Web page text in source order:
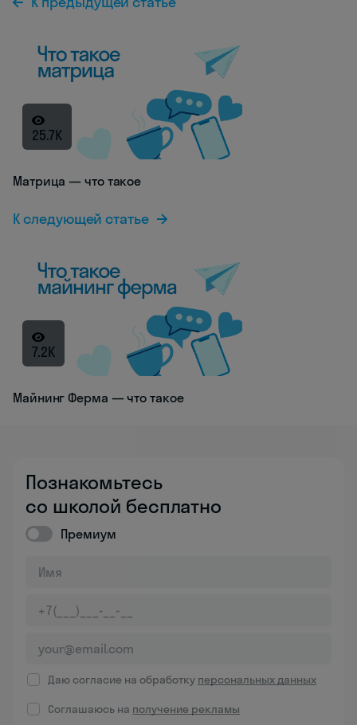
25.7K
Матрица — что такое
К следующей статье
7.2K
Майнинг Ферма — что такое
Познакомьтесь
со школой бесплатно
Премиум
Даю согласие на обработку персональных данных
Соглашаюсь на получение рекламы